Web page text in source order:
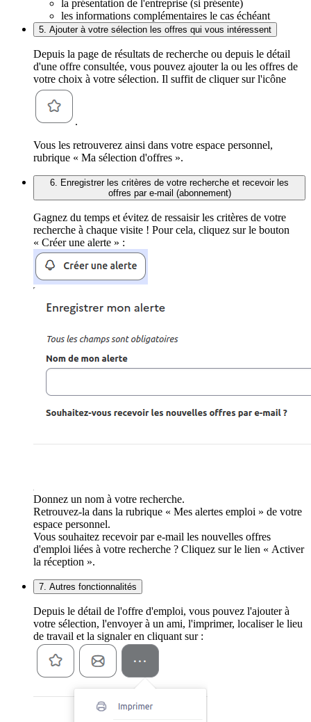
la présentation de l'entreprise (si présente)
les informations complémentaires le cas échéant
5. Ajouter à votre sélection les offres qui vous intéressent
Depuis la page de résultats de recherche ou depuis le détail
d'une offre consultée, vous pouvez ajouter la ou les offres de
votre choix à votre sélection. Il suffit de cliquer sur l'icône
.
Vous les retrouverez ainsi dans votre espace personnel,
rubrique « Ma sélection d'offres ».
6. Enregistrer les critères de votre recherche et recevoir les
offres par e-mail (abonnement)
Gagnez du temps et évitez de ressaisir les critères de votre
recherche à chaque visite ! Pour cela, cliquez sur le bouton
« Créer une alerte » :
Donnez un nom à votre recherche.
Retrouvez-la dans la rubrique « Mes alertes emploi » de votre
espace personnel.
Vous souhaitez recevoir par e-mail les nouvelles offres
d'emploi liées à votre recherche ? Cliquez sur le lien « Activer
la réception ».
7. Autres fonctionnalités
Depuis le détail de l'offre d'emploi, vous pouvez l'ajouter à
votre sélection, l'envoyer à un ami, l'imprimer, localiser le lieu
de travail et la signaler en cliquant sur :